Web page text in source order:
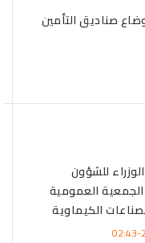
صناديق التأمين
للشؤون
العمومية
الكيماوية